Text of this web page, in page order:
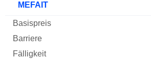
MEFAIT